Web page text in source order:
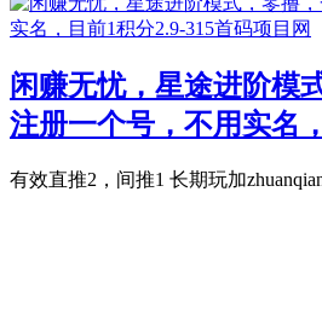
闲赚无忧，星途进阶模
注册一个号，不用实名
有效直推2，间推1 长期玩加